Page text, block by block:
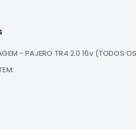
- PAJERO TR4 2.0 16v (TODOS